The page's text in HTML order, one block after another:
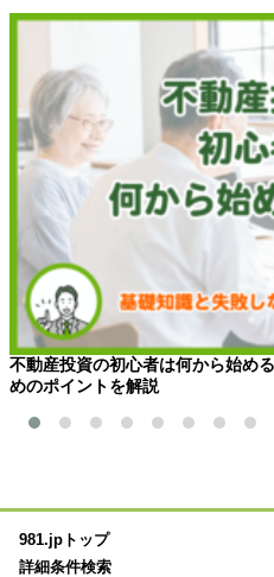
不動産投資の初心者は何から始め
めのポイントを解説
981.jpトップ
詳細条件検索